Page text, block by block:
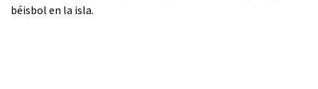
béisbol en la isla.